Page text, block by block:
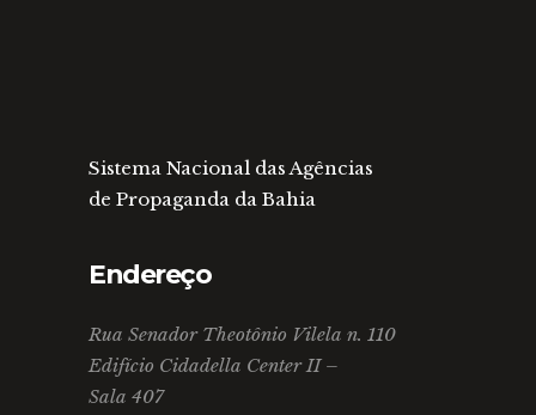
Sistema Nacional das Agências
de Propaganda da Bahia
Endereço
Rua Senador Theotônio Vilela n. 110
Edifício Cidadella Center II –
Sala 407